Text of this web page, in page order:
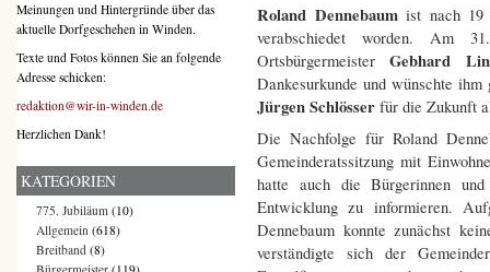
Roland Dennebaumist nach 19
verabschiedet worden. Am
OrtsbürgermeisterGebhard
Dankesurkunde und wünschte
Jürgen Schlösser für die Zukunft
Die Nachfolge für Roland
Gemeinderatssitzung mit
hatte auch die Bürgerinnen
Entwicklung zu informieren.
Dennebaum konnte zunächst
verständigte sich der
Meinungen und Hintergründe über das
aktuelle Dorfgeschehen in Winden.
Texte und Fotos können Sie an folgende
Adresse schicken:
redaktion@wir-in-winden.de
Herzlichen Dank!
KATEGORIEN
775. Jubiläum (10)
Allgemein (618)
Breitband (8)